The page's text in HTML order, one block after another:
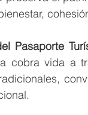
Pasaporte
cobra vida a